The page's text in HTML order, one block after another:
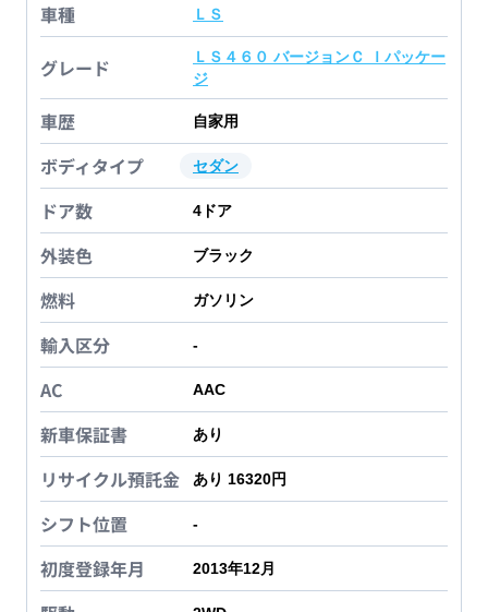
車種 ＬＳ
グレード
ＬＳ４６０ バージョンＣ Ｉパッケー
ジ
車歴 自家用
ボディタイプ セダン
ドア数 4 ドア
外装色 ブラック
燃料 ガソリン
輸入区分 -
AC AAC
新車保証書 あり
リサイクル預託金 あり 16320円
シフト位置 -
初度登録年月 2013年12月